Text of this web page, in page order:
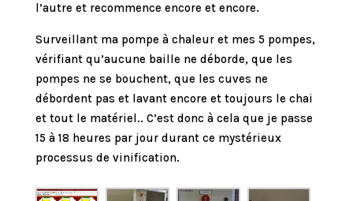
l’autre et recommence encore et encore.
Surveillant ma pompe à chaleur et mes 5 pompes,
vérifiant qu’aucune baille ne déborde, que les
pompes ne se bouchent, que les cuves ne
débordent pas et lavant encore et toujours le chai
et tout le matériel.. C’est donc à cela que je passe
15 à 18 heures par jour durant ce mystérieux
processus de vinification.